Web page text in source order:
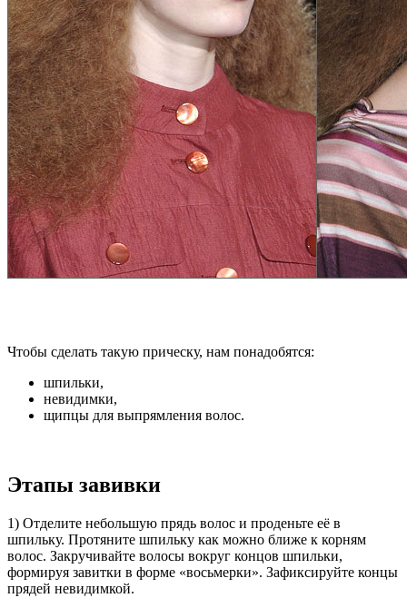
Чтобы сделать такую прическу, нам понадобятся:
шпильки,
невидимки,
щипцы для выпрямления волос.
Этапы завивки
1) Отделите небольшую прядь волос и проденьте её в
шпильку. Протяните шпильку как можно ближе к корням
волос. Закручивайте волосы вокруг концов шпильки,
формируя завитки в форме «восьмерки». Зафиксируйте концы
прядей невидимкой.